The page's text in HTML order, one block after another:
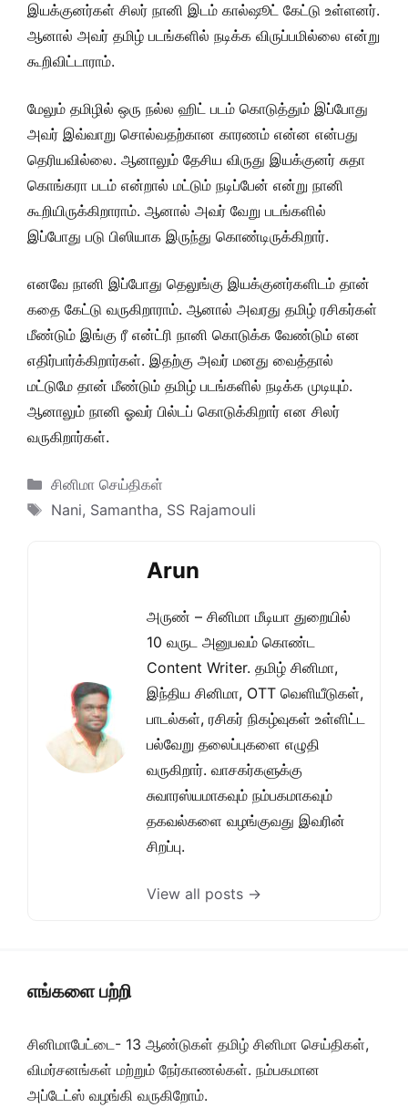
இயக்குனர்கள் சிலர் நானி இடம் கால்ஷூட் கேட்டு உள்ளனர்.
ஆனால் அவர் தமிழ் படங்களில் நடிக்க விருப்பமில்லை என்று
கூறிவிட்டாராம்.
மேலும் தமிழில் ஒரு நல்ல ஹிட் படம் கொடுத்தும் இப்போது
அவர் இவ்வாறு சொல்வதற்கான காரணம் என்ன என்பது
தெரியவில்லை. ஆனாலும் தேசிய விருது இயக்குனர் சுதா
கொங்கரா படம் என்றால் மட்டும் நடிப்பேன் என்று நானி
கூறியிருக்கிறாராம். ஆனால் அவர் வேறு படங்களில்
இப்போது படு பிஸியாக இருந்து கொண்டிருக்கிறார்.
எனவே நானி இப்போது தெலுங்கு இயக்குனர்களிடம் தான்
கதை கேட்டு வருகிறாராம். ஆனால் அவரது தமிழ் ரசிகர்கள்
மீண்டும் இங்கு ரீ என்ட்ரி நானி கொடுக்க வேண்டும் என
எதிர்பார்க்கிறார்கள். இதற்கு அவர் மனது வைத்தால்
மட்டுமே தான் மீண்டும் தமிழ் படங்களில் நடிக்க முடியும்.
ஆனாலும் நானி ஓவர் பில்டப் கொடுக்கிறார் என சிலர்
வருகிறார்கள்.
Categories
சினிமா செய்திகள்
Tags
Nani, Samantha, SS Rajamouli
Arun
அருண் – சினிமா மீடியா துறையில்
10 வருட அனுபவம் கொண்ட
Content Writer. தமிழ் சினிமா,
இந்திய சினிமா, OTT வெளியீடுகள்,
பாடல்கள், ரசிகர் நிகழ்வுகள் உள்ளிட்ட
பல்வேறு தலைப்புகளை எழுதி
வருகிறார். வாசகர்களுக்கு
சுவாரஸ்யமாகவும் நம்பகமாகவும்
தகவல்களை வழங்குவது இவரின்
சிறப்பு.
View all posts →
எங்களை பற்றி
சினிமாபேட்டை- 13 ஆண்டுகள் தமிழ் சினிமா செய்திகள்,
விமர்சனங்கள் மற்றும் நேர்காணல்கள். நம்பகமான
அப்டேட்ஸ் வழங்கி வருகிறோம்.